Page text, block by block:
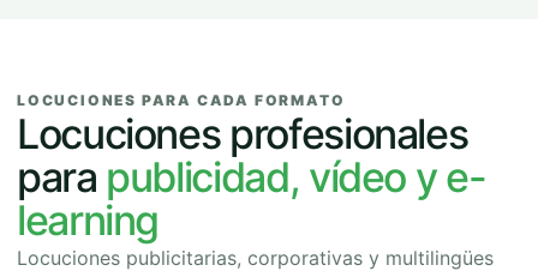
LOCUCIONES PARA CADA FORMATO
Locuciones profesionales
para publicidad, vídeo y e-
learning
Locuciones publicitarias, corporativas y multilingües